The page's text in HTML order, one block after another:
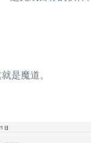
是魔道。